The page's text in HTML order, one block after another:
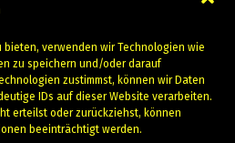
bieten, verwenden wir Technologien wie
zu speichern und/oder darauf
zustimmst, können wir Daten
IDs auf dieser Website verarbeiten.
erteilst oder zurückziehst, können
beeinträchtigt werden.